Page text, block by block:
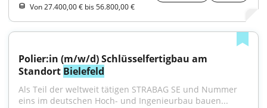
Von 27.400,00 € bis 56.800,00 €
Polier:in (m/w/d) Schlüsselfertigbau am
Standort Bielefeld
Als Teil der weltweit tätigen STRABAG SE und Nummer
eins im deutschen Hoch- und Ingenieurbau bauen...